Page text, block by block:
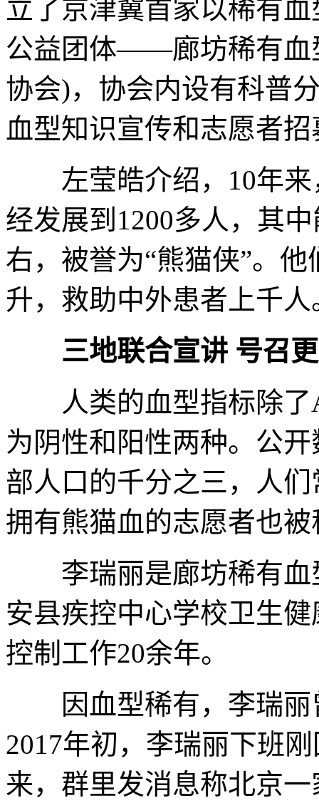
立了京津冀首家以稀有
公益团体——廊坊稀有血
协会)，协会内设有科普
血型知识宣传和志愿者
左莹皓介绍，10年来
经发展到1200多人，其
右，被誉为“熊猫侠”。
升，救助中外患者上千人
三地联合宣讲 号召
人类的血型指标除了
为阴性和阳性两种。公
部人口的千分之三，人
拥有熊猫血的志愿者也被
李瑞丽是廊坊稀有血
安县疾控中心学校卫生
控制工作20余年。
因血型稀有，李瑞丽
2017年初，李瑞丽下班
来，群里发消息称北京